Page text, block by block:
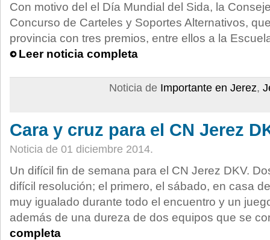
Con motivo del el Día Mundial del Sida, la
Concurso de Carteles y Soportes Alternativos,
provincia con tres premios, entre ellos a la
Leer noticia completa
Noticia de Importante en Jerez,
Cara y cruz para el CN Jerez
Noticia de 01 diciembre 2014.
Un difícil fin de semana para el CN Jerez DKV.
difícil resolución; el primero, el sábado, en casa
muy igualado durante todo el encuentro y un
además de una dureza de dos equipos que se
completa